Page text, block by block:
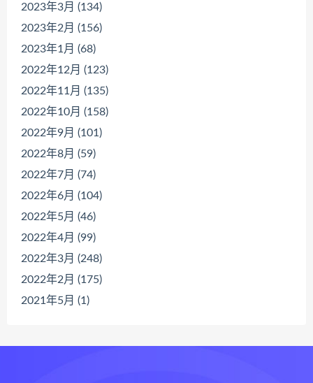
2023年3月 (134)
2023年2月 (156)
2023年1月 (68)
2022年12月 (123)
2022年11月 (135)
2022年10月 (158)
2022年9月 (101)
2022年8月 (59)
2022年7月 (74)
2022年6月 (104)
2022年5月 (46)
2022年4月 (99)
2022年3月 (248)
2022年2月 (175)
2021年5月 (1)